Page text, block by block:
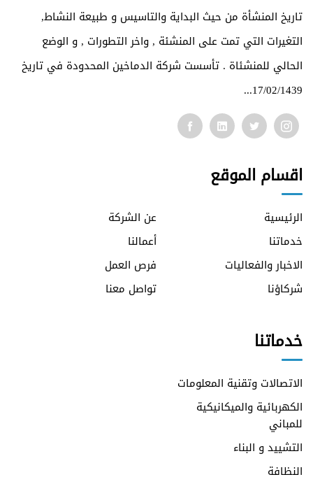
تاريخ المنشأة من حيث البداية والتاسيس و طبيعة النشاط,
التغيرات التي تمت على المنشئة , واخر التطورات , و الوضع
الحالي للمنشئاة . تأسست شركة الدماخين المحدودة في تاريخ
17/02/1439...
اقسام الموقع
الرئيسية
عن الشركة
خدماتنا
أعمالنا
الاخبار والفعاليات
فرص العمل
شركاؤنا
تواصل معنا
خدماتنا
الاتصالات وتقنية المعلومات
الكهربائية والميكانيكية
للمباني
التشييد و البناء
النظافة